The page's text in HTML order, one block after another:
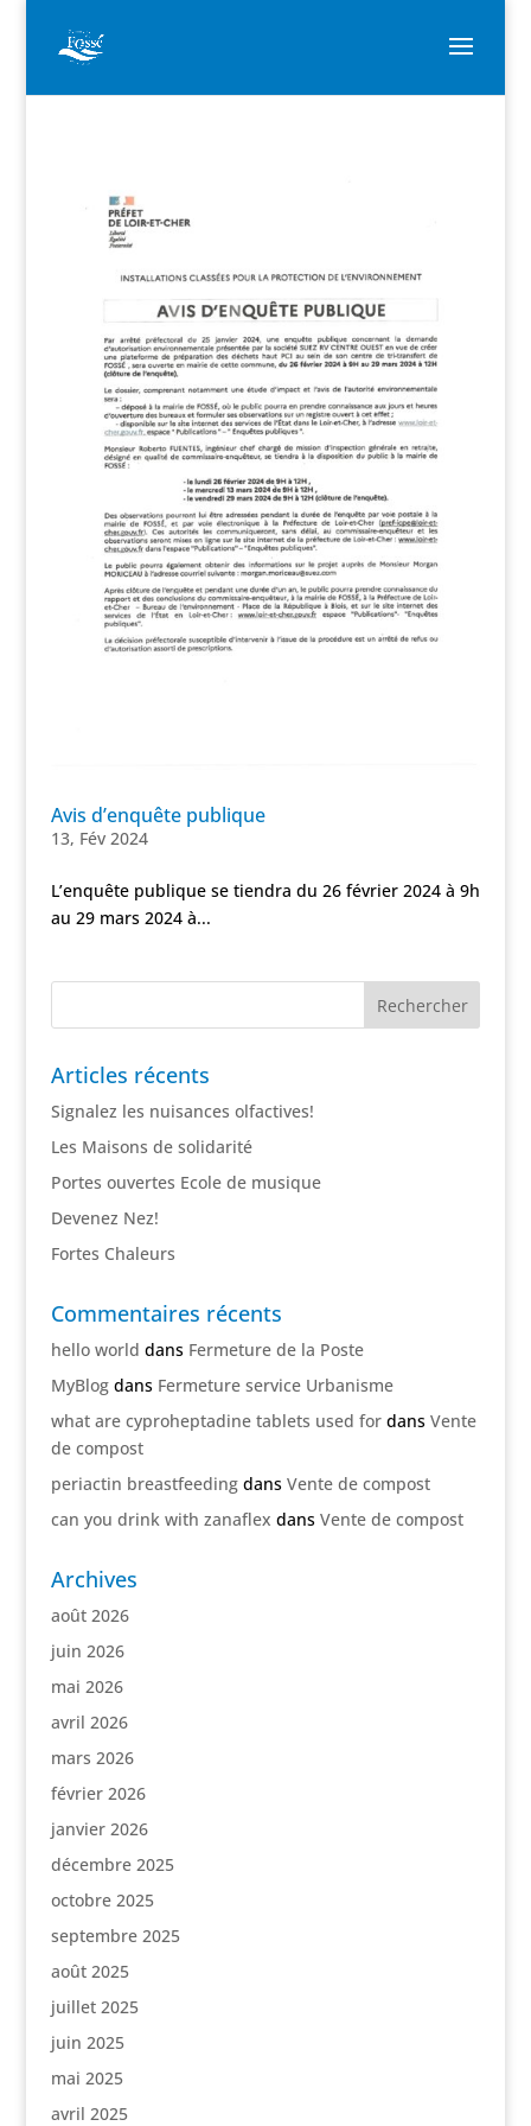
Avis d’enquête publique
13, Fév 2024
L’enquête publique se tiendra du 26 février 2024 à 9h
au 29 mars 2024 à...
Articles récents
Signalez les nuisances olfactives!
Les Maisons de solidarité
Portes ouvertes Ecole de musique
Devenez Nez!
Fortes Chaleurs
Commentaires récents
hello world dans Fermeture de la Poste
MyBlogdans Fermeture service Urbanisme
what are cyproheptadine tablets used fordans Vente
de compost
periactin breastfeedingdans Vente de compost
can you drink with zanaflex dans Vente de compost
Archives
août 2026
juin 2026
mai 2026
avril 2026
mars 2026
février 2026
janvier 2026
décembre 2025
octobre 2025
septembre 2025
août 2025
juillet 2025
juin 2025
mai 2025
avril 2025